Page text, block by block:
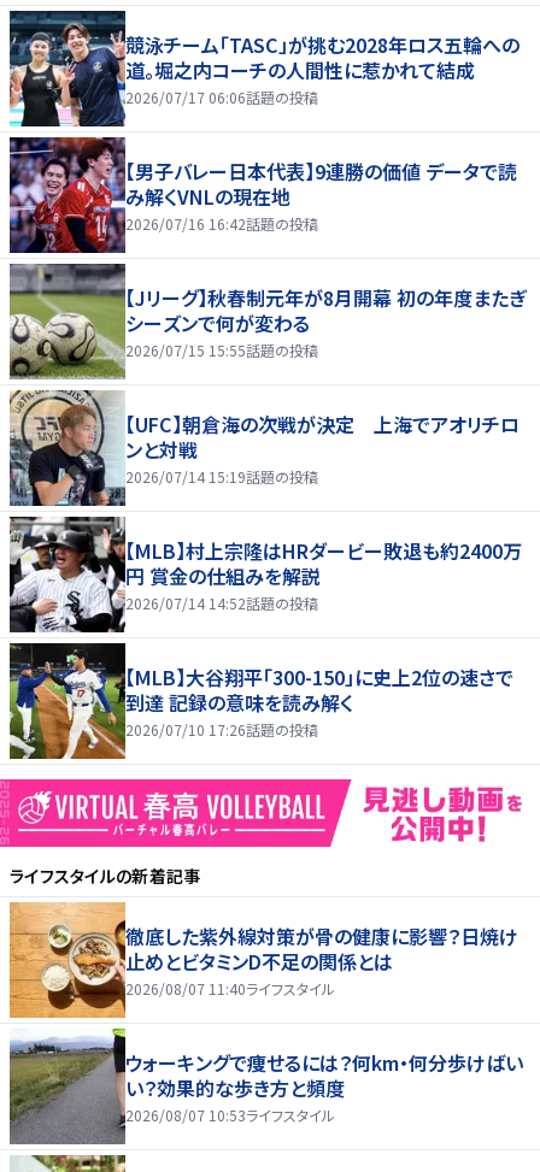
競泳チーム「TASC」が挑む2028年ロス五輪への
道。堀之内コーチの人間性に惹かれて結成
2026/07/17 06:06話題の投稿
【男子バレー日本代表】9連勝の価値 データで読
み解くVNLの現在地
2026/07/16 16:42話題の投稿
【Jリーグ】秋春制元年が8月開幕 初の年度またぎ
シーズンで何が変わる
2026/07/15 15:55話題の投稿
【UFC】朝倉海の次戦が決定 上海でアオリチロ
ンと対戦
2026/07/14 15:19話題の投稿
【MLB】村上宗隆はHRダービー敗退も約2400万
円 賞金の仕組みを解説
2026/07/14 14:52話題の投稿
【MLB】大谷翔平「300-150」に史上2位の速さで
到達 記録の意味を読み解く
2026/07/10 17:26話題の投稿
ライフスタイルの新着記事
徹底した紫外線対策が骨の健康に影響？日焼け
止めとビタミンD不足の関係とは
2026/08/07 11:40ライフスタイル
ウォーキングで痩せるには？何km・何分歩けばい
い？効果的な歩き方と頻度
2026/08/07 10:53ライフスタイル